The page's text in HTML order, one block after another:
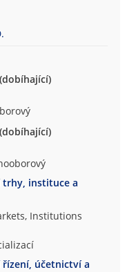
(dobíhající)
(dobíhající)
trhy, instituce a
Institutions
řízení, účetnictví a